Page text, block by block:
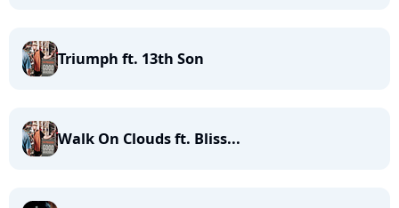
Triumph ft. 13th Son
Walk On Clouds ft. Bliss...